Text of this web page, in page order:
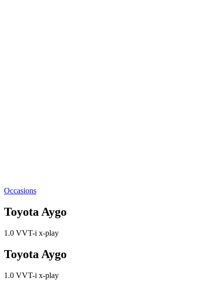
Occasions
Toyota Aygo
1.0 VVT-i x-play
Toyota Aygo
1.0 VVT-i x-play